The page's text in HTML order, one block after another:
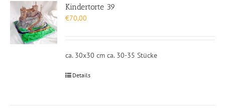
Kindertorte 39
€70,00
ca. 30x30 cm ca. 30-35 Stücke
Details